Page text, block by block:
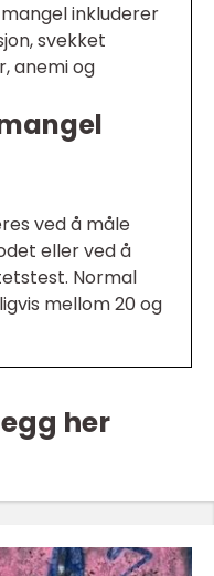
inkluderer
svekket
anemi og
ved å måle
eller ved å
Normal
mellom 20 og
her